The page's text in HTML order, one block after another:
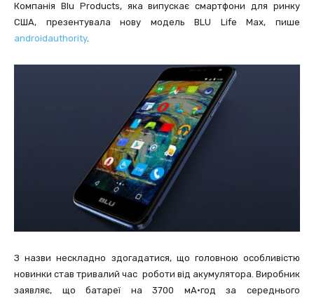
Компанія Blu Products, яка випускає смартфони для ринку
США, презентувала нову модель BLU Life Max, пише
androidauthority.
З назви нескладно здогадатися, що головною особливістю
новинки став тривалий час роботи від акумулятора. Виробник
заявляє, що батареї на 3700 мА•год за середнього